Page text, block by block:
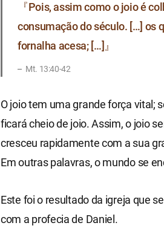
『Pois, assim como o joio é
consumação do século. […] os
fornalha acesa; […]』
Mt. 13:40-42
O joio tem uma grande força vital;
ficará cheio de joio. Assim, o joio
cresceu rapidamente com a sua
Em outras palavras, o mundo se
Este foi o resultado da igreja que
com a profecia de Daniel.